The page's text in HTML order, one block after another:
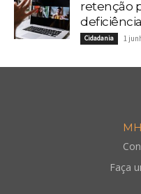
retenção
deficiência
Cidadania 1
Faça